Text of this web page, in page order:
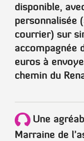
disponible,
personnalisée
courrier) sur
accompagnée
euros à
chemin du
Une
Marraine de